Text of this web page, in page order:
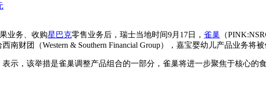
业务、收购星巴克零售业务后，瑞士当地时间9月17日， 雀巢 （
南财团（Western & Southern Financial Group），嘉宝婴幼儿产品业务将
示，该举措是雀巢调整产品组合的一部分，雀巢将进一步聚焦于核心的